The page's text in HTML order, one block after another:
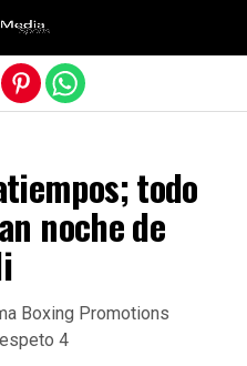
todo
noche de
Boxing Promotions
4
móvil